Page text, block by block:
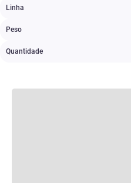
Linha
Peso
Quantidade